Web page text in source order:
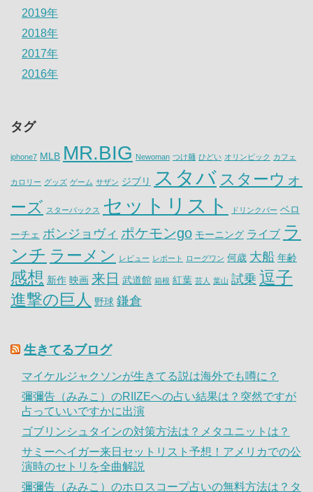
2019年
2018年
2017年
2016年
タグ
iphone7 MLB MR.BIG Newoman つけ麺 ひどい オリンピック カフェ
カロリー グッズ ゲーム サザン ジブリ スタバ スターウォ
ーズ スターバックス セットリスト ドリンクバー ベロ
ーチェ ボンジョヴィ ポケモンgo モーニング ライブ ラ
ンチ ラーメン レビュー レポート ローグワン 何歳 大船 年齢
感想 新作 映画 来日 武道館 箱根 紅葉 芸人 葉山 試乗 逗子
進撃の巨人 野球 鎌倉
生きてるブログ
マイケルジャクソンが生きてる説は海外でも噂に？
彌彌告（みみこ）のRIIZEへの占い結果は？突然ですが
占っていいですかに出演
ゴブリンシュタインの対策方法は？メタユニットは？
サミーヘイガー来日セットリスト予想！アメリカでの公
演時のセトリを全曲解説
彌彌告（みみこ）のホロスコープ占いの無料方法は？タ